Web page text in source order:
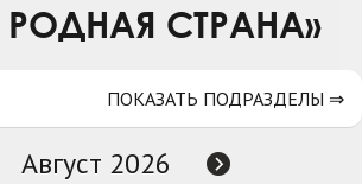
РОДНАЯ СТРАНА»
ПОКАЗАТЬ ПОДРАЗДЕЛЫ ⇒
Август 2026